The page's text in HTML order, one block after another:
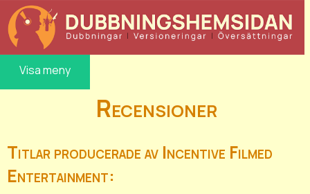
Visa meny
Recensioner
Titlar producerade av Incentive Filmed
Entertainment: